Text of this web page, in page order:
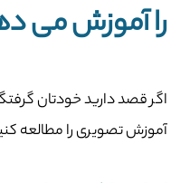
را آموزش می
اگر قصد دارید خودتان
آموزش تصویری را مطالعه